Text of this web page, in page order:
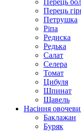
Перець
Петрушка
Ріпа
Редиска
Редька
Салат
Селера
Томат
Цибуля
Шпинат
Щавель
Насіння
Баклажан
Буряк